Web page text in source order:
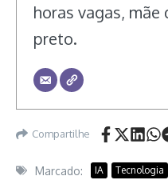
horas vagas,
preto.
Compartilhe
Marcado: IA Tecnologia